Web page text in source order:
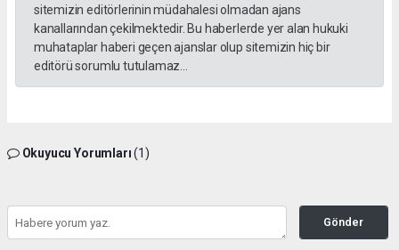
sitemizin editörlerinin müdahalesi olmadan ajans
kanallarından çekilmektedir. Bu haberlerde yer alan hukuki
muhataplar haberi geçen ajanslar olup sitemizin hiç bir
editörü sorumlu tutulamaz...
Okuyucu Yorumları(1)
Gönder